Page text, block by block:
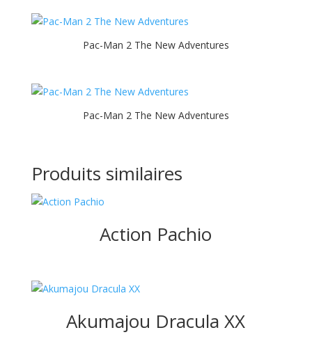
Pac-Man 2 The New Adventures
Pac-Man 2 The New Adventures
Produits similaires
Action Pachio
Akumajou Dracula XX